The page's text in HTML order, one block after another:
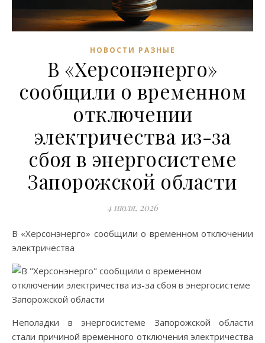
НОВОСТИ РАЗНЫЕ
В «Херсонэнерго»
сообщили о временном
отключении
электричества из-за
сбоя в энергосистеме
Запорожской области
4 июля, 2026
В «Херсонэнерго» сообщили о временном отключении
электричества
Неполадки в энергосистеме Запорожской области
стали причиной временного отключения электричества